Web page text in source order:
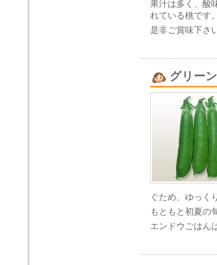
果汁は多く、酸
れている桃です
是非ご賞味下さ
グリー
ぐため、ゆっく
もともと初夏の
エンドウごはん